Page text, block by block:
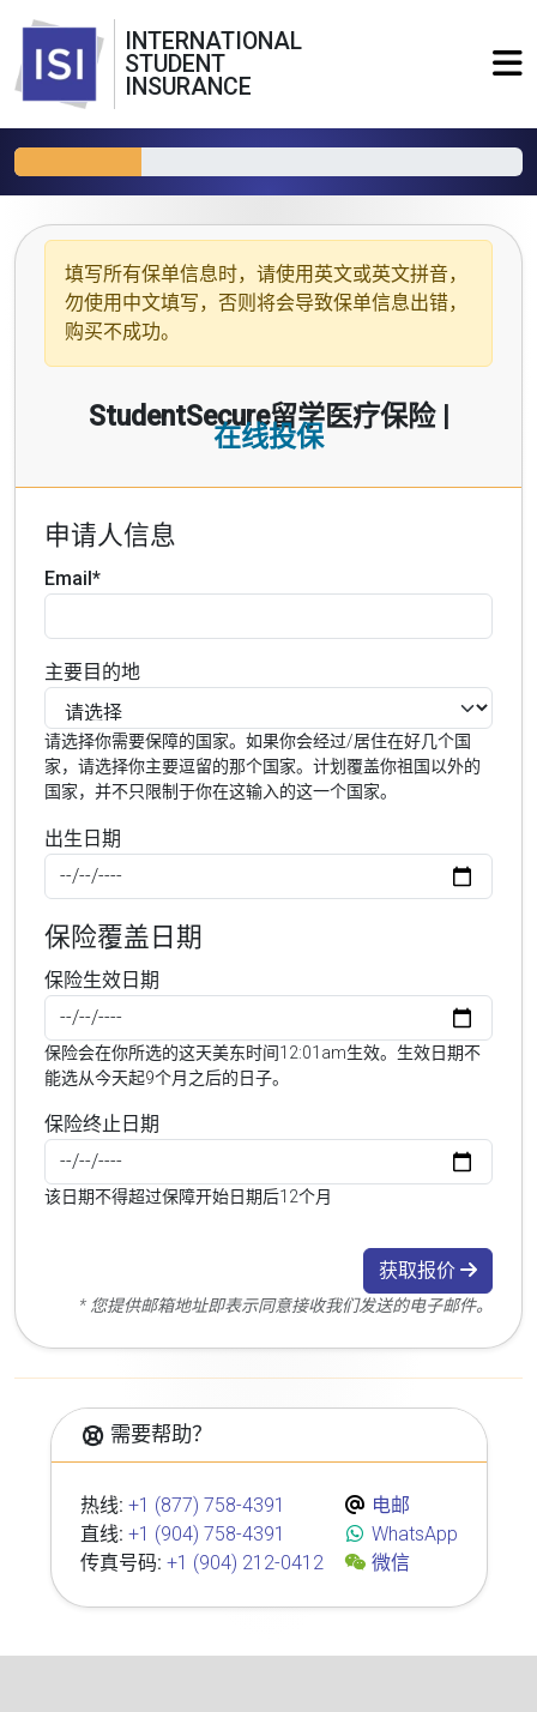
INTERNATIONAL
STUDENT
INSURANCE
填写所有保单信息时，请使用 英文或英文拼音，
勿使用中文填写，否则将会导致保单信息出错，
购买不成功。
StudentSecure留学医疗保险 |
在线投保
申请人信息
Email*
主要目的地
请选择你需要保障的国家。如果你会经过/居住在好几个国
家，请选择你主要逗留的那个国家。计划覆盖你祖国以外的
国家，并不只限制于你在这输入的这一个国家。
出生日期
保险覆盖日期
保险生效日期
保险会在你所选的这天美东时间12:01am生效。生效日期不
能选从今天起9个月之后的日子。
保险终止日期
该日期不得超过保障开始日期后12个月
获取报价
* 您提供邮箱地址即表示同意接收我们发送的电子邮件。
需要帮助？
热线: +1 (877) 758-4391
直线: +1 (904) 758-4391
传真号码: +1 (904) 212-0412
电邮
WhatsApp
微信